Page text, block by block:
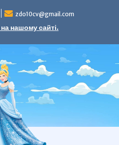
zdo10cv@gmail.com
нашому сайті.